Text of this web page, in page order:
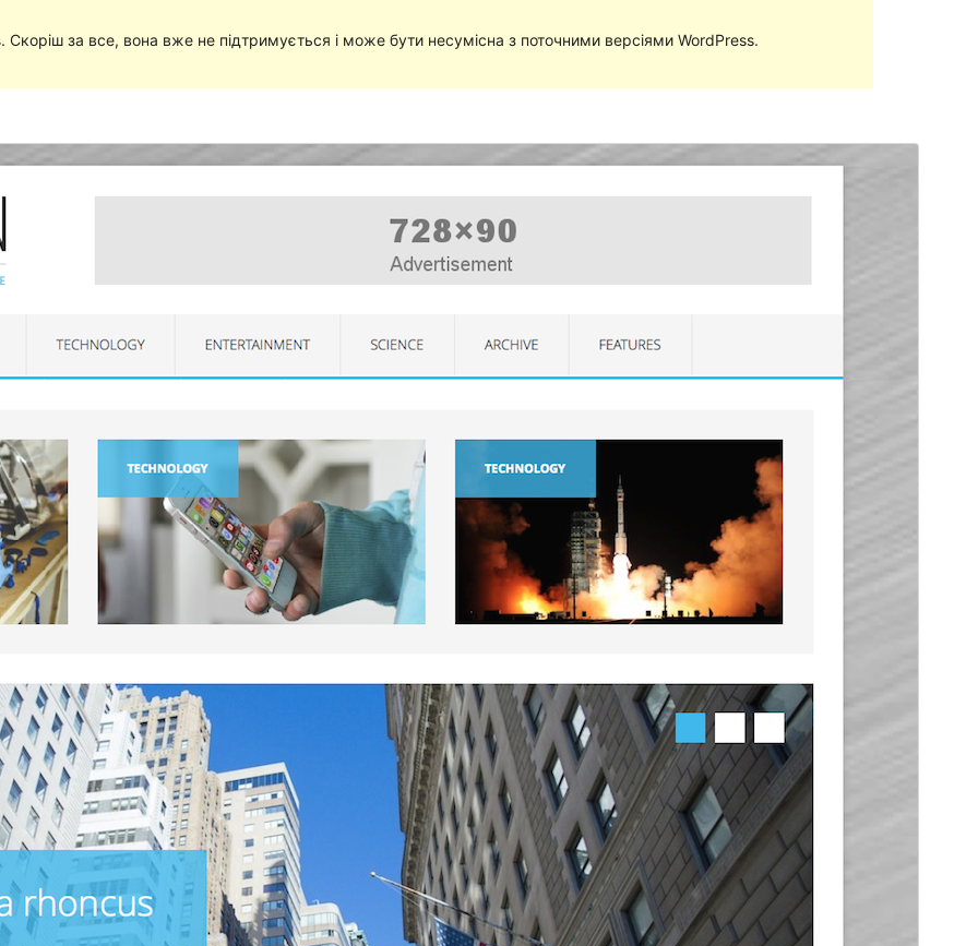
. Скоріш за все, вона вже не підтримується і може бути несумісна з поточними версіями WordPress.
ПереглядЗавантажити
Last updated
Active installations
WordPress version